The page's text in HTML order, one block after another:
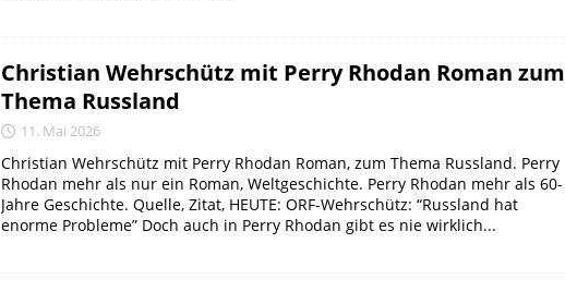
Christian Wehrschütz mit Perry Rhodan Roman zum
Thema Russland
11. Mai 2026
Christian Wehrschütz mit Perry Rhodan Roman, zum Thema Russland. Perry
Rhodan mehr als nur ein Roman, Weltgeschichte. Perry Rhodan mehr als 60-
Jahre Geschichte. Quelle, Zitat, HEUTE: ORF-Wehrschütz: “Russland hat
enorme Probleme” Doch auch in Perry Rhodan gibt es nie wirklich...